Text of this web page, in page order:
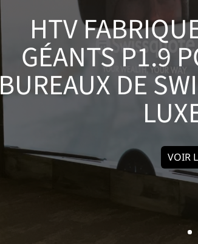
HTV
GÉANTS P1.9
BUREAUX DE
VOIR